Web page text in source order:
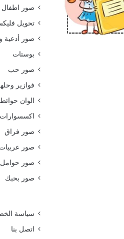
صور اطفال
تحويل
صور أدعية
بوستات
صور حب
فوازير
الوان حوائط
اكسسوارات
صور فراق
صور عربيات
صور حوامل
صور بحبك
سياسة
اتصل بنا